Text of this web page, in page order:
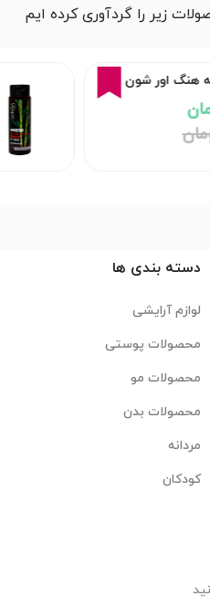
زیر را گردآوری کرده ایم
هنگ اور شون
دسته بندی ها
لوازم آرایشی
محصولات پوستی
محصولات مو
محصولات بدن
مردانه
کودکان